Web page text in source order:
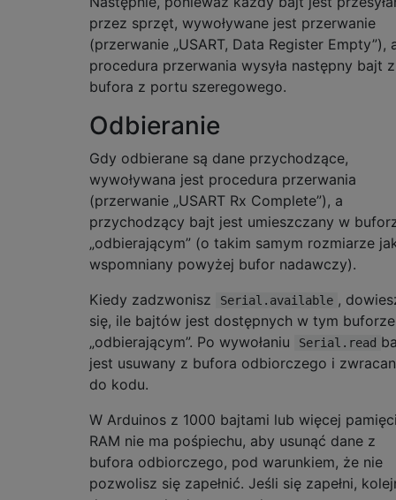
przez sprzęt, wywoływane jest przerwanie
(przerwanie „USART, Data Register Empty”),
procedura przerwania wysyła następny bajt z
bufora z portu szeregowego.
Odbieranie
Gdy odbierane są dane przychodzące,
wywoływana jest procedura przerwania
(przerwanie „USART Rx Complete”), a
przychodzący bajt jest umieszczany w
„odbierającym” (o takim samym rozmiarze
wspomniany powyżej bufor nadawczy).
Kiedy zadzwonisz
Serial.available ,
się, ile bajtów jest dostępnych w tym buforze
„odbierającym”. Po wywołaniu
Serial.read
jest usuwany z bufora odbiorczego i
do kodu.
W Arduinos z 1000 bajtami lub więcej
RAM nie ma pośpiechu, aby usunąć dane z
bufora odbiorczego, pod warunkiem, że nie
pozwolisz się zapełnić. Jeśli się zapełni,